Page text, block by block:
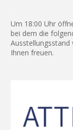
Um 18:00 Uhr
bei dem die
Ihnen freuen.